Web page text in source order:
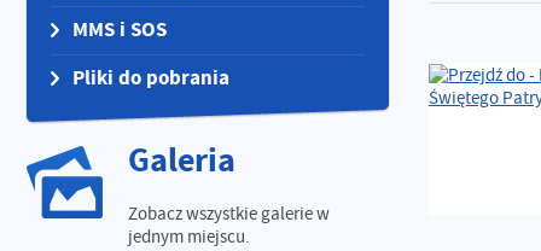
MMS i SOS
Pliki do pobrania
Galeria
Zobacz wszystkie galerie w
jednym miejscu.